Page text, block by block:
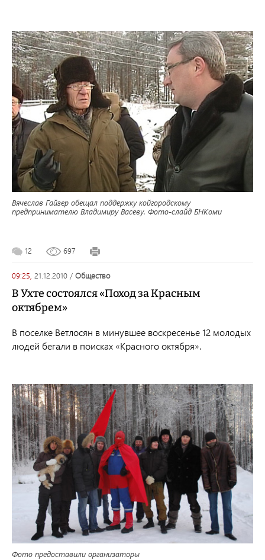
Вячеслав Гайзер обещал поддержку койгородскому
предпринимателю Владимиру Васеву. Фото-слайд БНКоми
12 697
09:25, 21.12.2010 / общество
В Ухте состоялся «Поход за Красным
октябрем»
В поселке Ветлосян в минувшее воскресенье 12 молодых
людей бегали в поисках «Красного октября».
Фото предоставили организаторы